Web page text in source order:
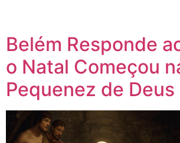
Belém Responde
o Natal Começou
Pequenez de Deus